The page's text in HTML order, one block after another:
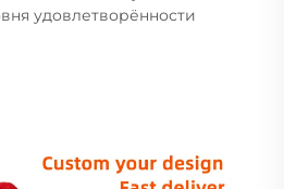
удовлетворённости